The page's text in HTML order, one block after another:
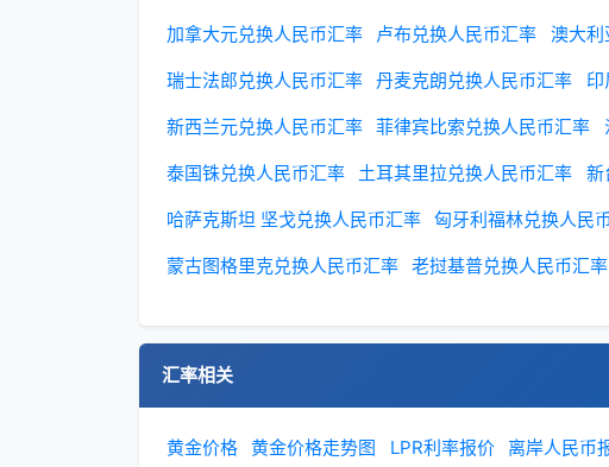
加拿大元兑换人民币汇率 卢布兑换人民币汇率 澳大利
瑞士法郎兑换人民币汇率 丹麦克朗兑换人民币汇率
新西兰元兑换人民币汇率 菲律宾比索兑换人民币汇率
泰国铢兑换人民币汇率 土耳其里拉兑换人民币汇率 新
哈萨克斯坦 坚戈兑换人民币汇率 匈牙利福林兑换人民
蒙古图格里克兑换人民币汇率 老挝基普兑换人民币汇率
汇率相关
黄金价格 黄金价格走势图 LPR利率报价 离岸人民币